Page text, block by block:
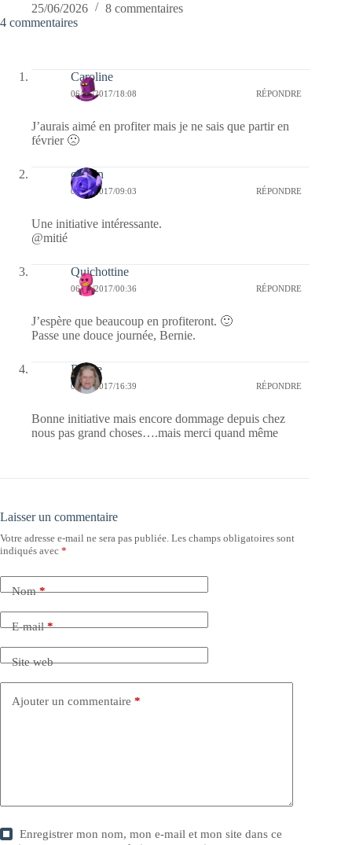
25/06/2026
8 commentaires
4 commentaires
Caroline
06/01/2017/18:08 RÉPONDRE
J’aurais aimé en profiter mais je ne sais que partir en
février 🙁
cauvin
06/01/2017/09:03 RÉPONDRE
Une initiative intéressante.
@mitié
Quichottine
06/01/2017/00:36 RÉPONDRE
J’espère que beaucoup en profiteront. 🙂
Passe une douce journée, Bernie.
Renee
05/01/2017/16:39 RÉPONDRE
Bonne initiative mais encore dommage depuis chez
nous pas grand choses….mais merci quand même
Laisser un commentaire
Votre adresse e-mail ne sera pas publiée. Les champs obligatoires sont
indiqués avec *
Nom*
E-mail*
Site web
Ajouter un commentaire *
Enregistrer mon nom, mon e-mail et mon site dans ce